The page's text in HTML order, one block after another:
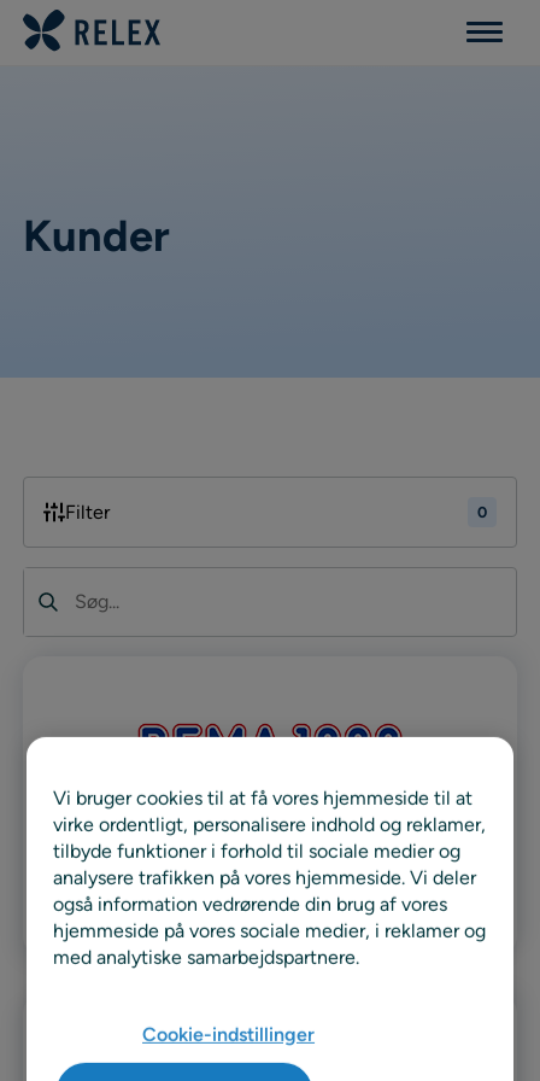
Menu
Kunder
Filter 0
REMA 1000 Norge
Læs mere
Vi bruger cookies til at få vores hjemmeside til at
virke ordentligt, personalisere indhold og reklamer,
tilbyde funktioner i forhold til sociale medier og
analysere trafikken på vores hjemmeside. Vi deler
også information vedrørende din brug af vores
hjemmeside på vores sociale medier, i reklamer og
med analytiske samarbejdspartnere.
Cookie-indstillinger